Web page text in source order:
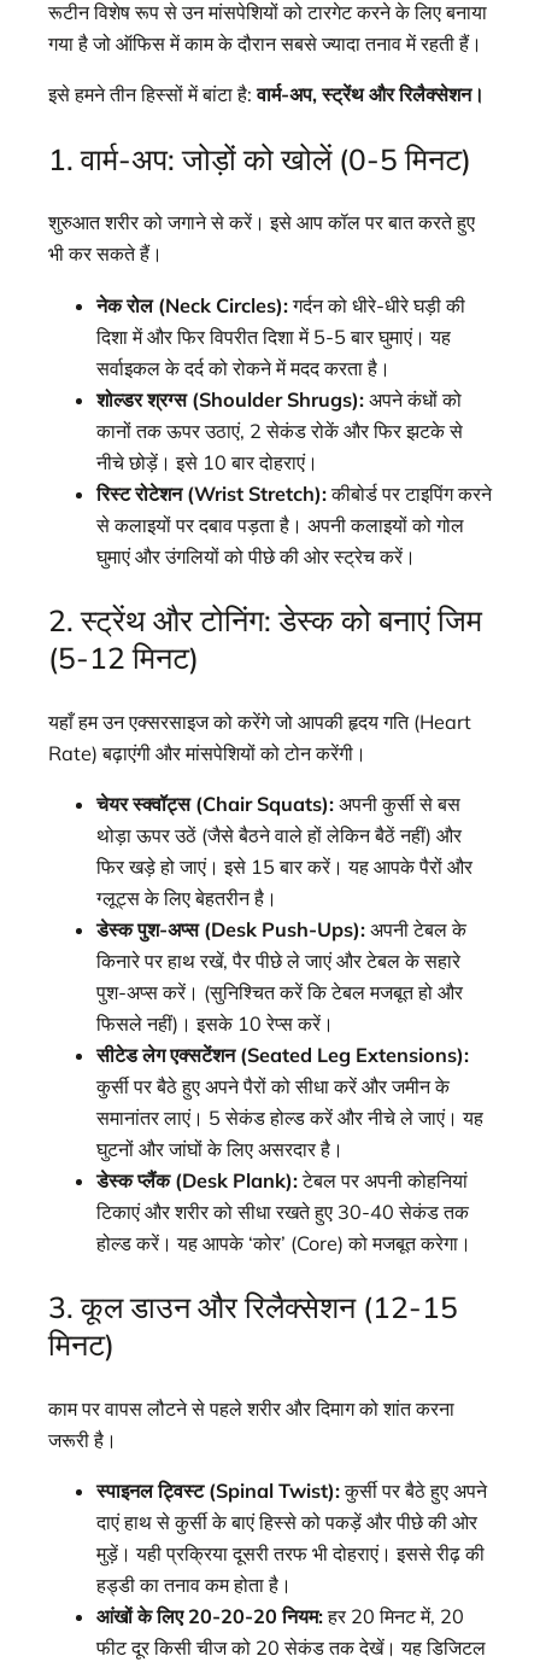
रूटीन विशेष रूप से उन मांसपेशियों को टारगेट करने के लिए बनाया
गया है जो ऑफिस में काम के दौरान सबसे ज्यादा तनाव में रहती हैं।
इसे हमने तीन हिस्सों में बांटा है:वार्म-अप, स्ट्रेंथ और रिलैक्सेशन।
1. वार्म-अप: जोड़ों को खोलें (0-5 मिनट)
शुरुआत शरीर को जगाने से करें। इसे आप कॉल पर बात करते हुए
भी कर सकते हैं।
नेक रोल (Neck Circles):गर्दन को धीरे-धीरे घड़ी की
दिशा में और फिर विपरीत दिशा में 5-5 बार घुमाएं। यह
सर्वाइकल के दर्द को रोकने में मदद करता है।
शोल्डर श्रग्स (Shoulder Shrugs): अपने कंधों को
कानों तक ऊपर उठाएं, 2 सेकंड रोकें और फिर झटके से
नीचे छोड़ें। इसे 10 बार दोहराएं।
रिस्ट रोटेशन (Wrist Stretch):कीबोर्ड पर टाइपिंग करने
से कलाइयों पर दबाव पड़ता है। अपनी कलाइयों को गोल
घुमाएं और उंगलियों को पीछे की ओर स्ट्रेच करें।
2. स्ट्रेंथ और टोनिंग: डेस्क को बनाएं जिम
(5-12 मिनट)
यहाँ हम उन एक्सरसाइज को करेंगे जो आपकी हृदय गति (Heart
Rate) बढ़ाएंगी और मांसपेशियों को टोन करेंगी।
चेयर स्क्वॉट्स (Chair Squats): अपनी कुर्सी से बस
थोड़ा ऊपर उठें (जैसे बैठने वाले हों लेकिन बैठें नहीं) और
फिर खड़े हो जाएं। इसे 15 बार करें। यह आपके पैरों और
ग्लूट्स के लिए बेहतरीन है।
डेस्क पुश-अप्स (Desk Push-Ups): अपनी टेबल के
किनारे पर हाथ रखें, पैर पीछे ले जाएं और टेबल के सहारे
पुश-अप्स करें। (सुनिश्चित करें कि टेबल मजबूत हो और
फिसले नहीं)। इसके 10 रेप्स करें।
सीटेड लेग एक्सटेंशन (Seated Leg Extensions):
कुर्सी पर बैठे हुए अपने पैरों को सीधा करें और जमीन के
समानांतर लाएं। 5 सेकंड होल्ड करें और नीचे ले जाएं। यह
घुटनों और जांघों के लिए असरदार है।
डेस्क प्लैंक (Desk Plank):टेबल पर अपनी कोहनियां
टिकाएं और शरीर को सीधा रखते हुए 30-40 सेकंड तक
होल्ड करें। यह आपके ‘कोर’ (Core) को मजबूत करेगा।
3. कूल डाउन और रिलैक्सेशन (12-15
मिनट)
काम पर वापस लौटने से पहले शरीर और दिमाग को शांत करना
जरूरी है।
स्पाइनल ट्विस्ट (Spinal Twist):कुर्सी पर बैठे हुए अपने
दाएं हाथ से कुर्सी के बाएं हिस्से को पकड़ें और पीछे की ओर
मुड़ें। यही प्रक्रिया दूसरी तरफ भी दोहराएं। इससे रीढ़ की
हड्डी का तनाव कम होता है।
आंखों के लिए 20-20-20 नियम:हर 20 मिनट में, 20
फीट दूर किसी चीज को 20 सेकंड तक देखें। यह डिजिटल